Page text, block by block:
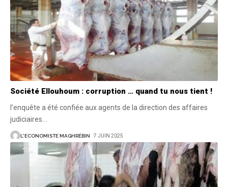
Société Ellouhoum : corruption … quand tu nous tient !
l’enquête a été confiée aux agents de la direction des affaires
judiciaires…
L'ECONOMISTE MAGHRÉBIN 7 JUIN 2025